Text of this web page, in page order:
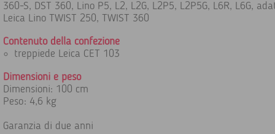
360-S, DST 360, Lino P5, L2, L2G, L2P5, L2P5G, L6R, L6G,
Leica Lino TWIST 250, TWIST 360
Contenuto della confezione
treppiede Leica CET 103
Dimensioni e peso
Dimensioni: 100 cm
Peso: 4,6 kg
Garanzia di due anni